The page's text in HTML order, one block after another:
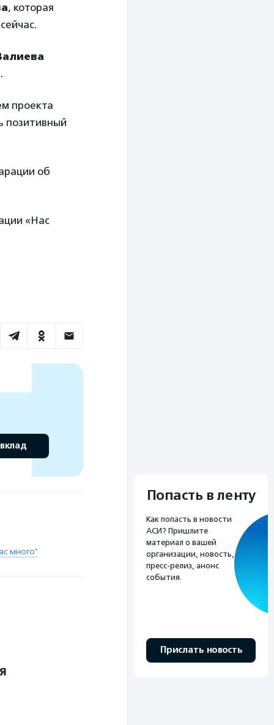
, которая
проекта
позитивный
об
«Нас
много"
Попасть в ленту
Как попасть в новости
АСИ? Пришлите
материал о вашей
организации, новость,
пресс-релиз, анонс
события.
Прислать новость